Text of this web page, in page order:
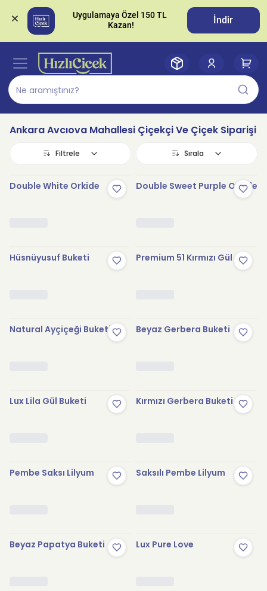
Uygulamaya Özel 150 TL
İndir
Ankara Avcıova Mahallesi Çiçekçi Ve Çiçek Siparişi
Filtrele Sırala
Double White Orkide Double Sweet Purple Orkide
Hüsnüyusuf Buketi Premium 51 Kırmızı Gül
Natural Ayçiçeği Buketi Beyaz Gerbera Buketi
Lux Lila Gül Buketi Kırmızı Gerbera Buketi
Pembe Saksı Lilyum Saksılı Pembe Lilyum
Beyaz Papatya Buketi Lux Pure Love